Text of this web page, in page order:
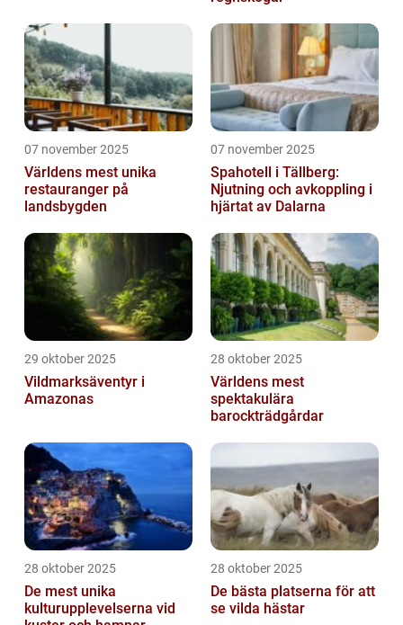
07 november 2025
Världens mest unika
restauranger på
landsbygden
07 november 2025
Spahotell i Tällberg:
Njutning och avkoppling i
hjärtat av Dalarna
29 oktober 2025
Vildmarksäventyr i
Amazonas
28 oktober 2025
Världens mest
spektakulära
barockträdgårdar
28 oktober 2025
De mest unika
kulturupplevelserna vid
28 oktober 2025
De bästa platserna för att
se vilda hästar